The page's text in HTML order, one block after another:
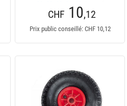
CHF 10,12
Prix public conseillé: CHF 10,12